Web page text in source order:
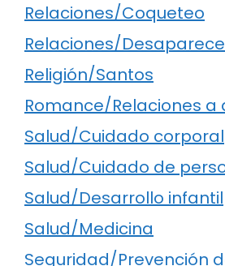
Relaciones/Coqueteo
Relaciones/
Religión/Santos
Romance/Relaciones a
Salud/Cuidado corporal
Salud/Cuidado de
Salud/Desarrollo infantil
Salud/Medicina
Seguridad/Prevención